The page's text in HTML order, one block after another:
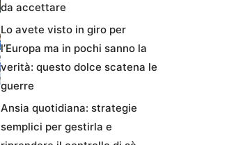
da accettare
Lo avete visto in giro per
l’Europa ma in pochi sanno la
verità: questo dolce scatena le
guerre
Ansia quotidiana: strategie
semplici per gestirla e